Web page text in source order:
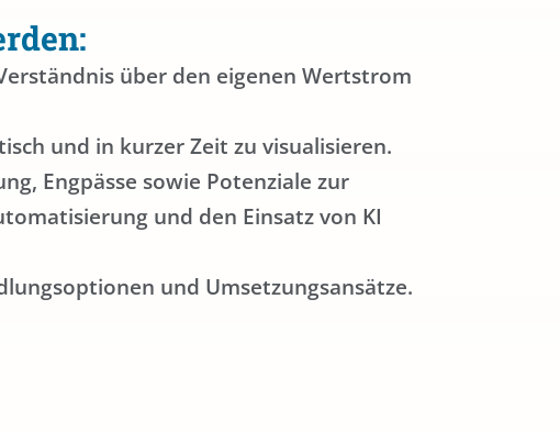
über den eigenen Wertstrom
und in kurzer Zeit zu visualisieren.
Engpässe sowie Potenziale zur
und den Einsatz von KI
und Umsetzungsansätze.